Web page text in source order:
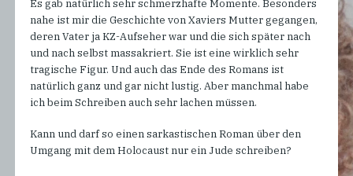
Es gab natürlich sehr schmerzhafte Momente. Besonders
nahe ist mir die Geschichte von Xaviers Mutter gegangen,
deren Vater ja KZ-Aufseher war und die sich später nach
und nach selbst massakriert. Sie ist eine wirklich sehr
tragische Figur. Und auch das Ende des Romans ist
natürlich ganz und gar nicht lustig. Aber manchmal habe
ich beim Schreiben auch sehr lachen müssen.
Kann und darf so einen sarkastischen Roman über den
Umgang mit dem Holocaust nur ein Jude schreiben?